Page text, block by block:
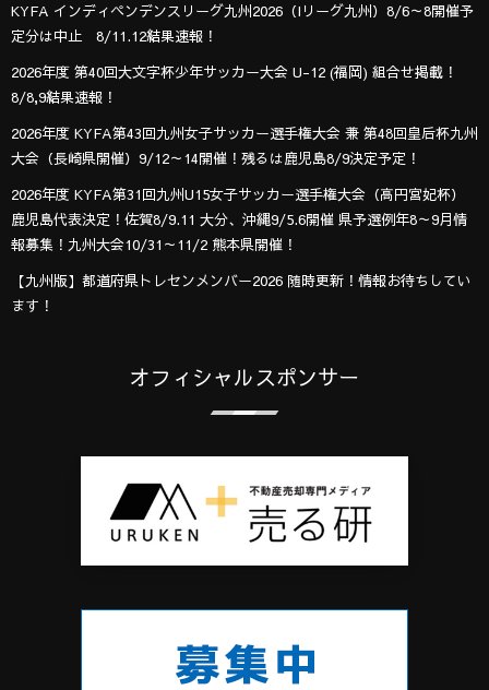
KYFA インディペンデンスリーグ九州2026（Iリーグ九州）8/6～8開催予
定分は中止 8/11.12結果速報！
2026年度 第40回大文字杯少年サッカー大会 U-12 (福岡) 組合せ掲載！
8/8,9結果速報！
2026年度 KYFA第43回九州女子サッカー選手権大会 兼 第48回皇后杯九州
大会（長崎県開催）9/12～14開催！残るは鹿児島8/9決定予定！
2026年度 KYFA第31回九州U15女子サッカー選手権大会（高円宮妃杯）
鹿児島代表決定！佐賀8/9.11 大分、沖縄9/5.6開催 県予選例年8～9月情
報募集！九州大会10/31～11/2 熊本県開催！
【九州版】都道府県トレセンメンバー2026 随時更新！情報お待ちしてい
ます！
オフィシャルスポンサー